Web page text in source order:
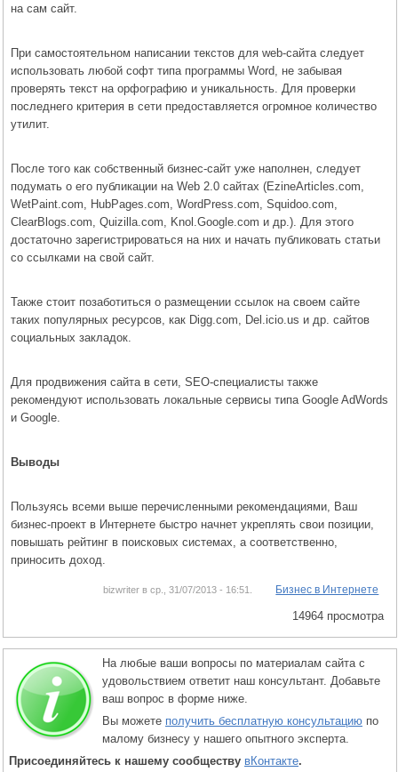
на сам сайт.
При самостоятельном написании текстов для web-сайта следует
использовать любой софт типа программы Word, не забывая
проверять текст на орфографию и уникальность. Для проверки
последнего критерия в сети предоставляется огромное количество
утилит.
После того как собственный бизнес-сайт уже наполнен, следует
подумать о его публикации на Web 2.0 сайтах (EzineArticles.com,
WetPaint.com, HubPages.com, WordPress.com, Squidoo.com,
ClearBlogs.com, Quizilla.com, Knol.Google.com и др.). Для этого
достаточно зарегистрироваться на них и начать публиковать статьи
со ссылками на свой сайт.
Также стоит позаботиться о размещении ссылок на своем сайте
таких популярных ресурсов, как Digg.com, Del.icio.us и др. сайтов
социальных закладок.
Для продвижения сайта в сети, SEO-специалисты также
рекомендуют использовать локальные сервисы типа Google AdWords
и Google.
Выводы
Пользуясь всеми выше перечисленными рекомендациями, Ваш
бизнес-проект в Интернете быстро начнет укреплять свои позиции,
повышать рейтинг в поисковых системах, а соответственно,
приносить доход.
bizwriter в ср., 31/07/2013 - 16:51. Бизнес в Интернете
14964 просмотра
На любые ваши вопросы по материалам сайта с
удовольствием ответит наш консультант. Добавьте
ваш вопрос в форме ниже.
Вы можете получить бесплатную консультацию по
малому бизнесу у нашего опытного эксперта.
Присоединяйтесь к нашему сообществу вКонтакте.